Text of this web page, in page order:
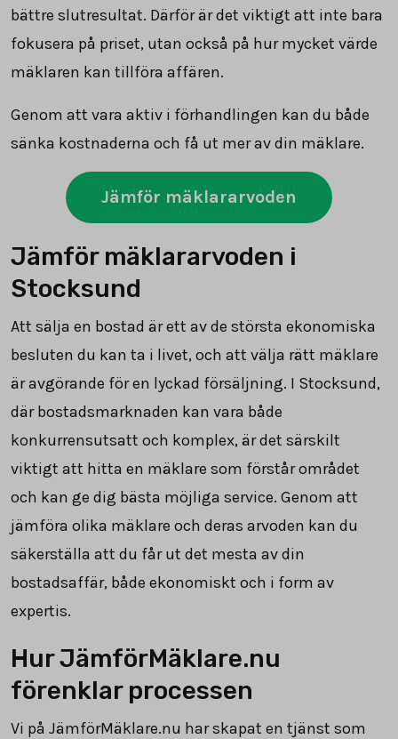
bättre slutresultat. Därför är det viktigt att inte bara
fokusera på priset, utan också på hur mycket värde
mäklaren kan tillföra affären.
Genom att vara aktiv i förhandlingen kan du både
sänka kostnaderna och få ut mer av din mäklare.
Jämför mäklararvoden
Jämför mäklararvoden i
Stocksund
Att sälja en bostad är ett av de största ekonomiska
besluten du kan ta i livet, och att välja rätt mäklare
är avgörande för en lyckad försäljning. I Stocksund,
där bostadsmarknaden kan vara både
konkurrensutsatt och komplex, är det särskilt
viktigt att hitta en mäklare som förstår området
och kan ge dig bästa möjliga service. Genom att
jämföra olika mäklare och deras arvoden kan du
säkerställa att du får ut det mesta av din
bostadsaffär, både ekonomiskt och i form av
expertis.
Hur JämförMäklare.nu
förenklar processen
Vi på JämförMäklare.nu har skapat en tjänst som